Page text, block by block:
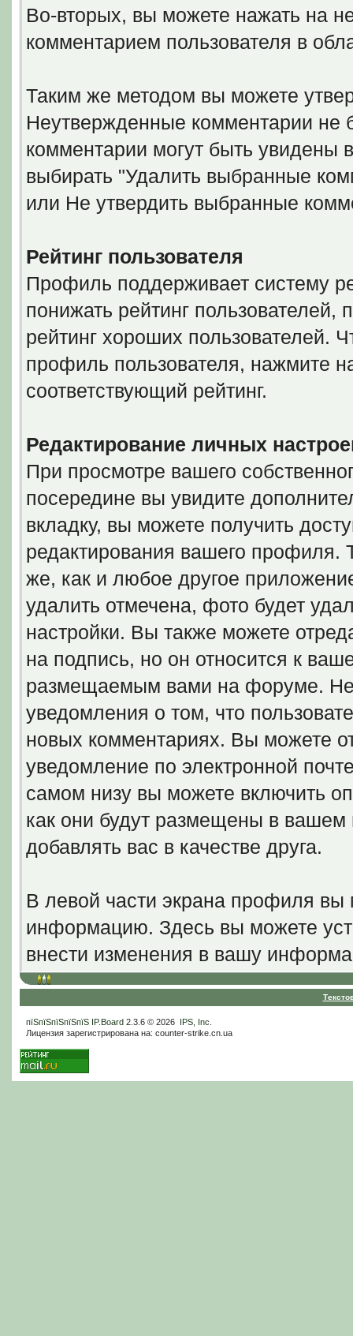
Во-вторых, вы можете нажать на
комментарием пользователя в
Таким же методом вы можете
Неутвержденные комментарии не
комментарии могут быть увидены
выбирать "Удалить выбранные
или Не утвердить выбранные
Рейтинг пользователя
Профиль поддерживает систему
понижать рейтинг
рейтинг хороших пользователей.
профиль пользователя, нажмите
соответствующий рейтинг.
Редактирование личных
При просмотре вашего
посередине вы увидите
вкладку, вы можете получить
редактирования вашего профиля.
же, как и любое другое
удалить отмечена, фото будет
настройки. Вы также можете
на подпись, но он относится к
размещаемым вами на форуме.
уведомления о том, что
новых комментариях. Вы можете
уведомление по электронной
самом низу вы можете включить
как они будут размещены в
добавлять вас в качестве друга.
В левой части экрана профиля вы
информацию. Здесь вы можете
внести изменения в вашу
пїЅпїЅпїЅпїЅпїЅ IP.Board2.3.6 © 2026 IPS, Inc
Лицензия зарегистрирована на: counter-strike.cn.ua